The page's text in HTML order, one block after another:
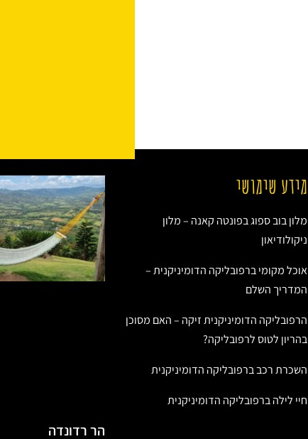
מידע שימושי
מלון בוב ספוג בפונטה קאנה – מלון
ניקולודיאון
אוכל מקומי ברפובליקה הדומיניקנית –
המדריך השלם
הרפובליקה הדומיניקנית זיקה – האם מסוכן
בהריון לטוס לרפובליקה?
השכרת רכב ברפובליקה הדומיניקנית
חיי לילה ברפובליקה הדומיניקנית
הר רדונדה